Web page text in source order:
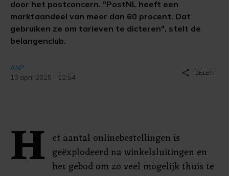
door het postconcern. "PostNL heeft een
marktaandeel van meer dan 60 procent. Dat
gebruiken ze om tarieven te dicteren", stelt de
belangenclub.
ANP
13 april 2020 - 12:54
share DELEN
H et aantal onlinebestellingen is
geëxplodeerd na winkelsluitingen en
het gebod om zo veel mogelijk thuis te